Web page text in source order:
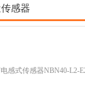
感器